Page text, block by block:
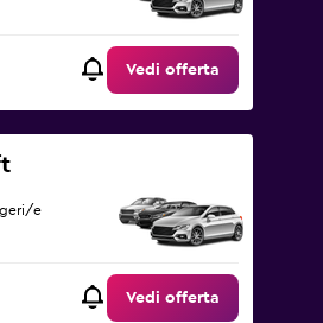
Vedi offerta
e
Vedi offerta